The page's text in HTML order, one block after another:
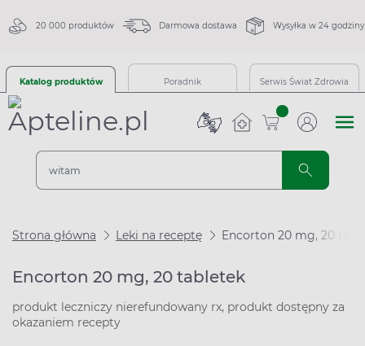
20 000 produktów Darmowa dostawa Wysyłka w 24 godziny
Katalog produktów Poradnik Serwis Świat Zdrowia
sztuk
Strona główna Leki na receptę Encorton 20 mg, 20
Encorton 20 mg, 20 tabletek
produkt leczniczy nierefundowany rx, produkt dostępny za
okazaniem recepty